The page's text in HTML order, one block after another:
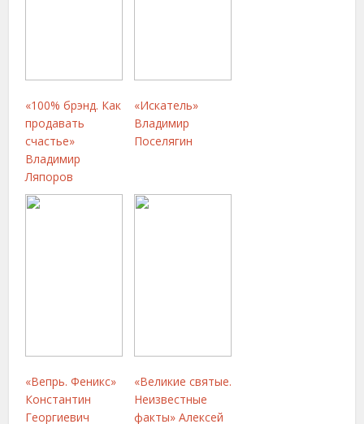
«100% брэнд. Как
продавать
счастье»
Владимир
Ляпоров
«Искатель»
Владимир
Поселягин
«Вепрь. Феникс»
Константин
Георгиевич
«Великие святые.
Неизвестные
факты» Алексей